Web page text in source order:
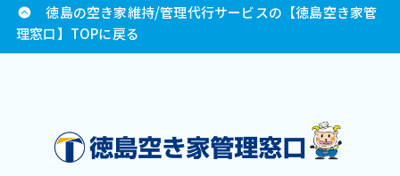
徳島の空き家維持/管理代行サービスの【徳島空き家管
理窓口】TOPに戻る